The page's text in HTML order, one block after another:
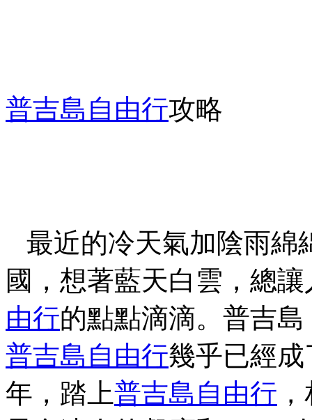
普吉島 自由行攻略
最近的冷天氣加陰雨綿
國，想著藍天白雲，總
由行的點點滴滴。普吉
普吉島 自由行幾乎已經
年，踏上普吉島 自由行